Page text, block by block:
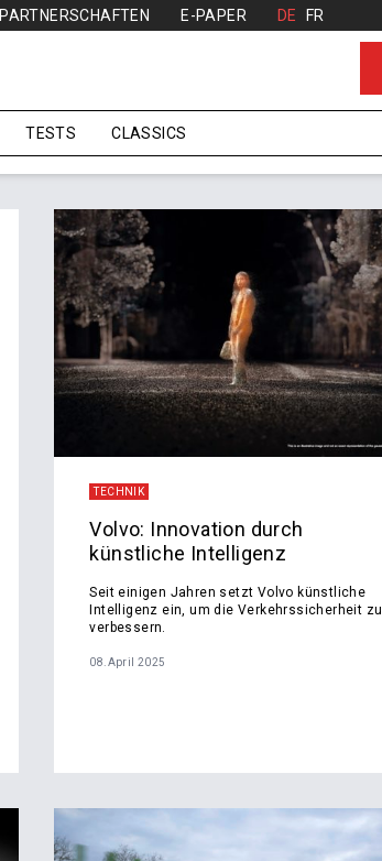
PARTNERSCHAFTEN E-PAPER DE FR
TESTS CLASSICS
TECHNIK
Volvo: Innovation durch
künstliche Intelligenz
Seit einigen Jahren setzt Volvo künstliche
Intelligenz ein, um die Verkehrssicherheit zu
verbessern.
08.April 2025